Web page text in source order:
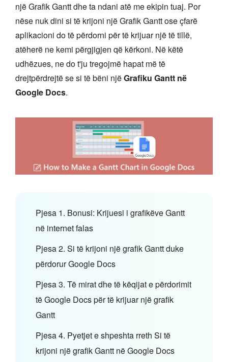
një Grafik Gantt dhe ta ndani atë me ekipin tuaj. Por
nëse nuk dini si të krijoni një Grafik Gantt ose çfarë
aplikacioni do të përdorni për të krijuar një të tillë,
atëherë ne kemi përgjigjen që kërkoni. Në këtë
udhëzues, ne do t'ju tregojmë hapat më të
drejtpërdrejtë se si të bëni njëGrafiku Gantt në
Google Docs.
Pjesa 1. Bonusi: Krijuesi i grafikëve Gantt
në internet falas
Pjesa 2. Si të krijoni një grafik Gantt duke
përdorur Google Docs
Pjesa 3. Të mirat dhe të këqijat e përdorimit
të Google Docs për të krijuar një grafik
Gantt
Pjesa 4. Pyetjet e shpeshta rreth Si të
krijoni një grafik Gantt në Google Docs